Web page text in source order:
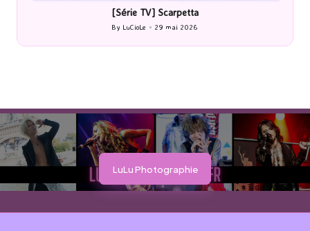
[Série TV] Scarpetta
by
LuCioLe 29 mai 2026
LuLu Photographie